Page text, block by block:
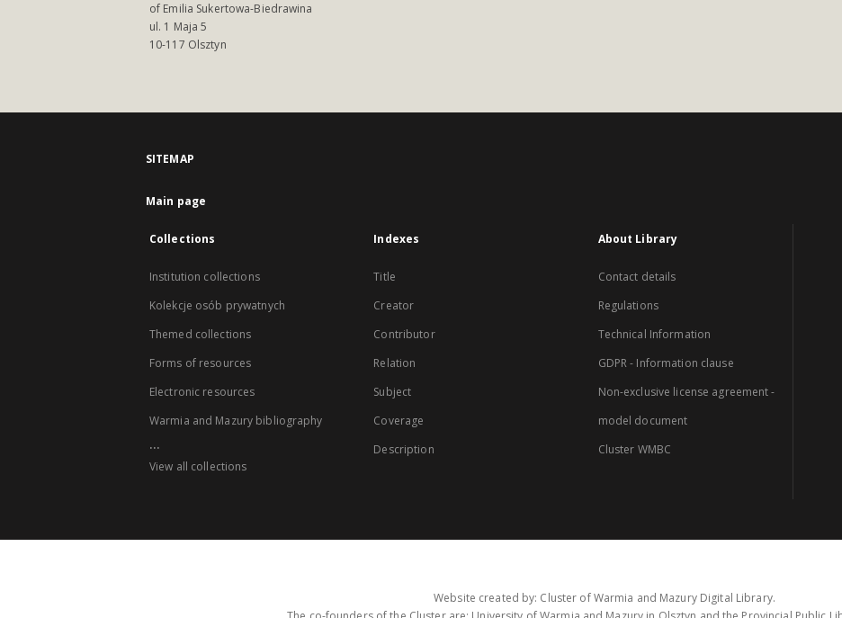
of Emilia Sukertowa-Biedrawina
ul. 1 Maja 5
10-117 Olsztyn
SITEMAP
Main page
Collections
Institution collections
Kolekcje osób prywatnych
Themed collections
Forms of resources
Electronic resources
Warmia and Mazury bibliography
...
View all collections
Indexes
Title
Creator
Contributor
Relation
Subject
Coverage
Description
About Library
Contact details
Regulations
Technical Information
GDPR - Information clause
Non-exclusive license agreement -
model document
Cluster WMBC
Website created by: Cluster of Warmia and Mazury Digital Library.